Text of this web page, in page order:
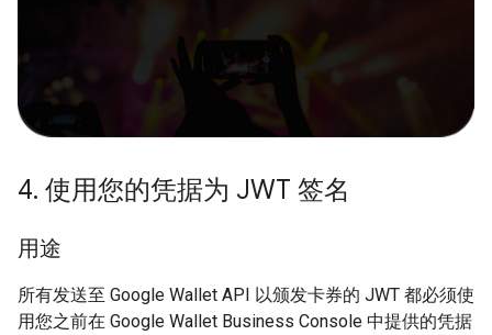
4. 使用您的凭据为 JWT 签名
用途
所有发送至 Google Wallet API 以颁发卡券的 JWT 都必须使
用您之前在 Google Wallet Business Console 中提供的凭据